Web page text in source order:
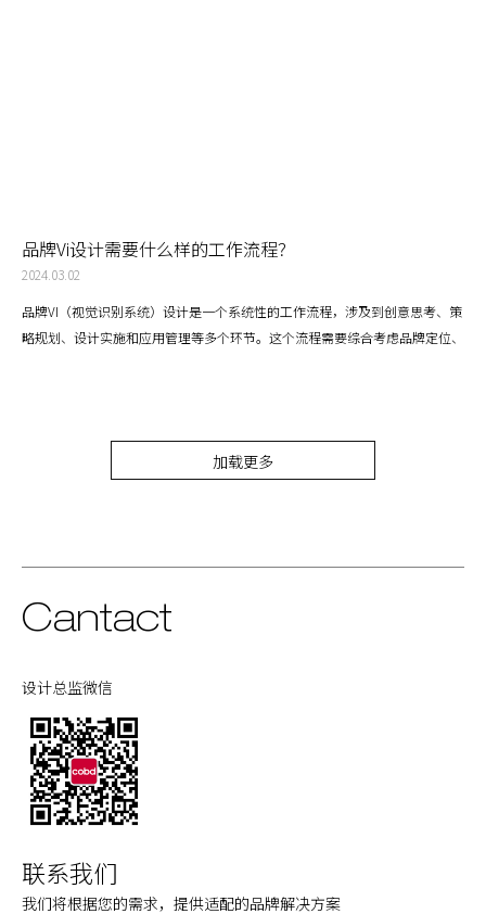
品牌Vi设计需要什么样的工作流程？
2024.03.02
品牌VI（视觉识别系统）设计是一个系统性的工作流程，涉及到创意思考、策
略规划、设计实施和应用管理等多个环节。这个流程需要综合考虑品牌定位、
加载更多
Cantact
设计总监微信
联系我们
我们将根据您的需求，提供适配的品牌解决方案